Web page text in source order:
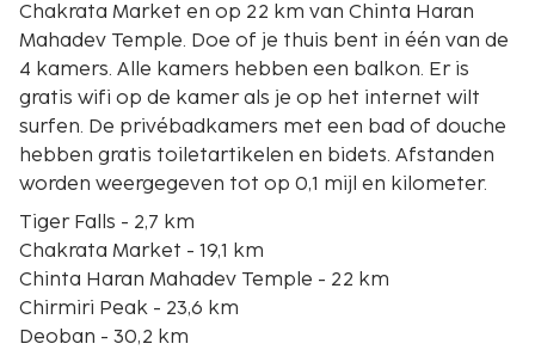
Chakrata Market en op 22 km van Chinta Haran
Mahadev Temple. Doe of je thuis bent in één van de
4 kamers. Alle kamers hebben een balkon. Er is
gratis wifi op de kamer als je op het internet wilt
surfen. De privébadkamers met een bad of douche
hebben gratis toiletartikelen en bidets. Afstanden
worden weergegeven tot op 0,1 mijl en kilometer.
Tiger Falls - 2,7 km
Chakrata Market - 19,1 km
Chinta Haran Mahadev Temple - 22 km
Chirmiri Peak - 23,6 km
Deoban - 30,2 km